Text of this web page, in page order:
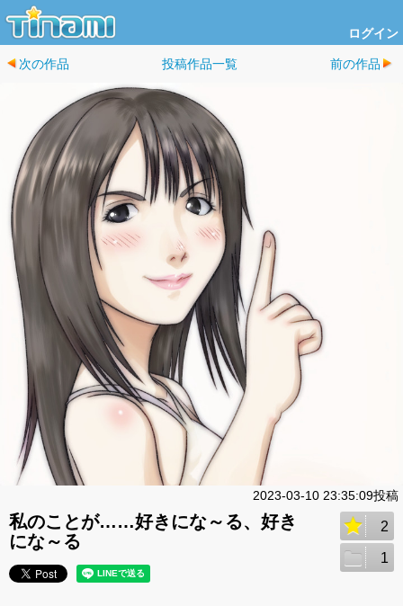
ログイン
次の作品 投稿作品一覧 前の作品
2023-03-10 23:35:09投稿
私のことが……好きにな～る、好き
にな～る
2
1